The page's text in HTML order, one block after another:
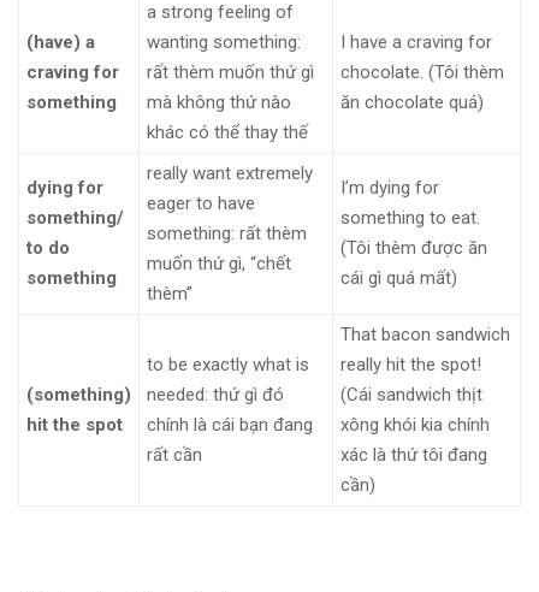
(have) a
craving for
something
a strong feeling of
wanting something:
rất thèm muốn thứ gì
mà không thứ nào
khác có thể thay thế
I have a craving for ​
chocolate. (Tôi thèm
ăn chocolate quá)
dying for
something/
to do
something
really want ​extremely ​
eager to have
something: rất thèm
muốn thứ gì, “chết
thèm”
I’m ​dying for
something to ​eat.
(Tôi thèm được ăn
cái gì quá mất)
(something)
hit the spot
to be ​exactly what is ​
needed: thứ gì đó
chính là cái bạn đang
rất cần
That ​bacon ​sandwich
really hit the ​spot!
(Cái sandwich thịt
xông khói kia chính
xác là thứ tôi đang
cần)